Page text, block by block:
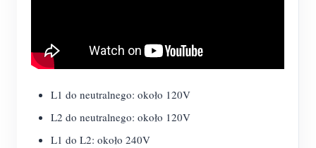
L1 do neutralnego: około 120V
L2 do neutralnego: około 120V
L1 do L2: około 240V